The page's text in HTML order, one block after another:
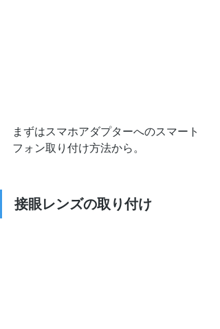
まずはスマホアダプターへのスマート
フォン取り付け方法から。
接眼レンズの取り付け